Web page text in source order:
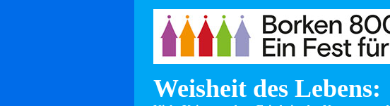
Weisheit des Lebens: